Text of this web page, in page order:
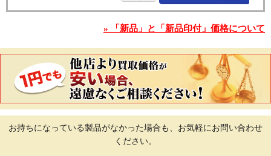
» 「新品」と「新品印付」価格について
お持ちになっている製品がなかった場合も、 お気軽にお問い合わせ
ください。